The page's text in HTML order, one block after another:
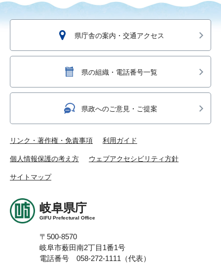
県庁舎の案内・交通アクセス
県の組織・電話番号一覧
県政へのご意見・ご提案
リンク・著作権・免責事項 利用ガイド
個人情報保護の考え方 ウェブアクセシビリティ方針
サイトマップ
岐阜県庁
GIFU Prefectural Office
〒500-8570
岐阜市薮田南2丁目1番1号
電話番号 058-272-1111（代表）